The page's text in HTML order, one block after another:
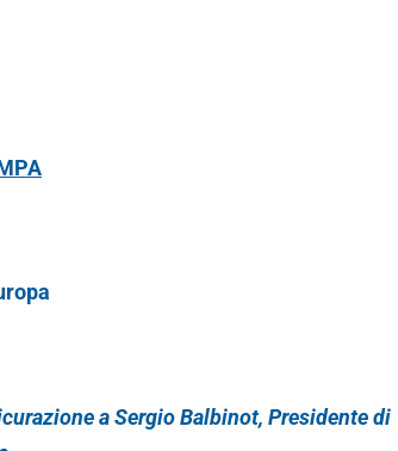
a Sergio Balbinot, Presidente di